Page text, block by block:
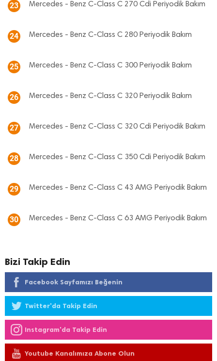
23 Mercedes - Benz C-Class C 270 Cdi Periyodik Bakım
24 Mercedes - Benz C-Class C 280 Periyodik Bakım
25 Mercedes - Benz C-Class C 300 Periyodik Bakım
26 Mercedes - Benz C-Class C 320 Periyodik Bakım
27 Mercedes - Benz C-Class C 320 Cdi Periyodik Bakım
28 Mercedes - Benz C-Class C 350 Cdi Periyodik Bakım
29 Mercedes - Benz C-Class C 43 AMG Periyodik Bakım
30 Mercedes - Benz C-Class C 63 AMG Periyodik Bakım
Bizi Takip Edin
Facebook Sayfamızı Beğenin
Twitter'da Takip Edin
Instagram'da Takip Edin
Youtube Kanalımıza Abone Olun